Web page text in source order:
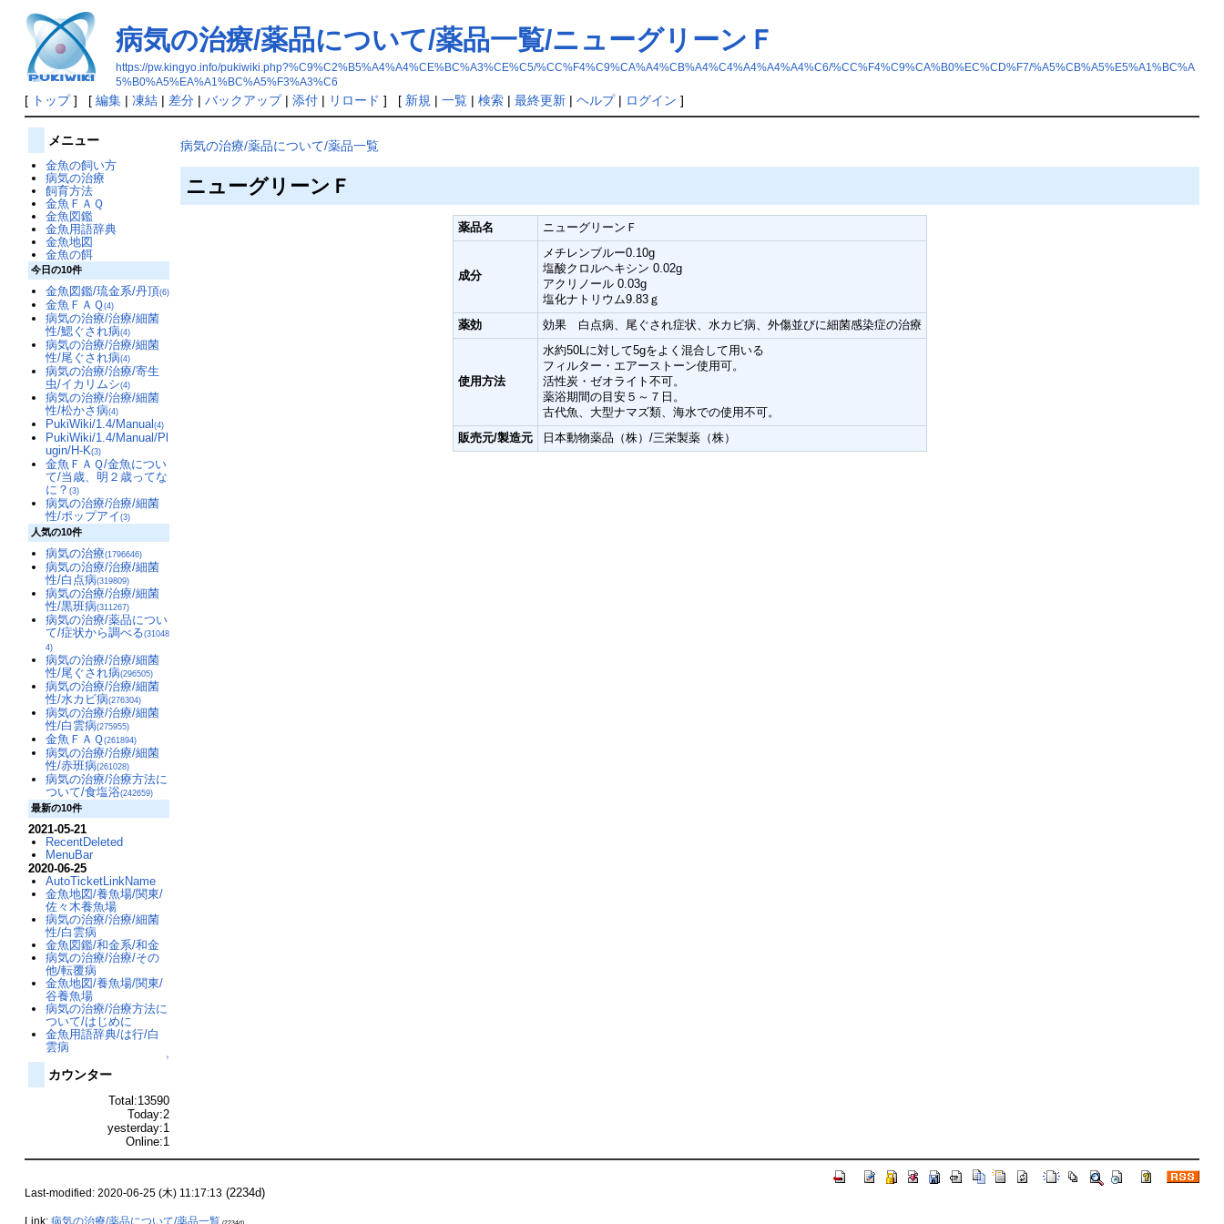
病気の治療/薬品について/薬品一覧/ニューグリーンＦ
https://pw.kingyo.info/pukiwiki.php?%C9%C2%B5%A4%A4%CE%BC%A3%CE%C5/%CC%F4%C9%CA%A4%CB%A4%C4%A4%A4%A4%C6/%CC%F4%C9%CA%B0%EC%CD%F7/%A5%CB%A5%E5%A1%BC%A
5%B0%A5%EA%A1%BC%A5%F3%A3%C6
[ トップ] [ 編集| 凍結| 差分| バックアップ| 添付| リロード ] [ 新規 | 一覧| 検索| 最終更新| ヘルプ| ログイン ]
病気の治療/薬品について/薬品一覧
ニューグリーンＦ
薬品名 ニューグリーンＦ
成分
メチレンブルー0.10g
塩酸クロルヘキシン 0.02g
アクリノール 0.03g
塩化ナトリウム9.83ｇ
薬効
効果 白点病、尾ぐされ症状、水カビ病、外傷並びに細菌感染症の治療
使用方法
水約50Lに対して5gをよく混合して用いる
フィルター・エアーストーン使用可。
活性炭・ゼオライト不可。
薬浴期間の目安５～７日。
古代魚、大型ナマズ類、海水での使用不可。
販売元/製造元
日本動物薬品（株）/三栄製薬（株）
メニュー
金魚の飼い方
病気の治療
飼育方法
金魚ＦＡＱ
金魚図鑑
金魚用語辞典
金魚地図
金魚の餌
今日の10件
金魚図鑑/琉金系/丹頂(6)
金魚ＦＡＱ(4)
病気の治療/治療/細菌
性/鰓ぐされ病(4)
病気の治療/治療/細菌
性/尾ぐされ病(4)
病気の治療/治療/寄生
虫/イカリムシ(4)
病気の治療/治療/細菌
性/松かさ病(4)
PukiWiki/1.4/Manual(4)
PukiWiki/1.4/Manual/Pl
ugin/H-K(3)
金魚ＦＡＱ/金魚につい
て/当歳、明２歳ってな
に？(3)
病気の治療/治療/細菌
性/ポップアイ(3)
人気の10件
病気の治療(1796646)
病気の治療/治療/細菌
性/白点病(319809)
病気の治療/治療/細菌
性/黒班病(311267)
病気の治療/薬品につい
て/症状から調べる(31048
4)
病気の治療/治療/細菌
性/尾ぐされ病(296505)
病気の治療/治療/細菌
性/水カビ病(276304)
病気の治療/治療/細菌
性/白雲病(275955)
金魚ＦＡＱ(261894)
病気の治療/治療/細菌
性/赤班病(261028)
病気の治療/治療方法に
ついて/食塩浴(242659)
最新の10件
2021-05-21
RecentDeleted
MenuBar
2020-06-25
AutoTicketLinkName
金魚地図/養魚場/関東/
佐々木養魚場
病気の治療/治療/細菌
性/白雲病
金魚図鑑/和金系/和金
病気の治療/治療/その
他/転覆病
金魚地図/養魚場/関東/
谷養魚場
病気の治療/治療方法に
ついて/はじめに
金魚用語辞典/は行/白
雲病
↑
カウンター
Total:13590
Today:2
yesterday:1
Online:1
Last-modified: 2020-06-25 (木) 11:17:13(2234d)
Link: 病気の治療/薬品について/薬品一覧 (2234d)